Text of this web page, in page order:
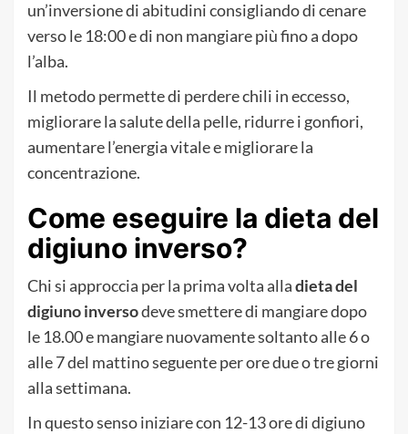
un’inversione di abitudini consigliando di cenare
verso le 18:00 e di non mangiare più fino a dopo
l’alba.
Il metodo permette di perdere chili in eccesso,
migliorare la salute della pelle, ridurre i gonfiori,
aumentare l’energia vitale e migliorare la
concentrazione.
Come eseguire la dieta del
digiuno inverso?
Chi si approccia per la prima volta alladieta del
digiuno inversodeve smettere di mangiare dopo
le 18.00 e mangiare nuovamente soltanto alle 6 o
alle 7 del mattino seguente per ore due o tre giorni
alla settimana.
In questo senso iniziare con 12-13 ore di digiuno